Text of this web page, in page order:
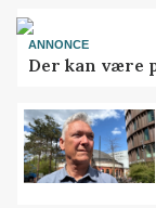
ANNONCE
Der kan være